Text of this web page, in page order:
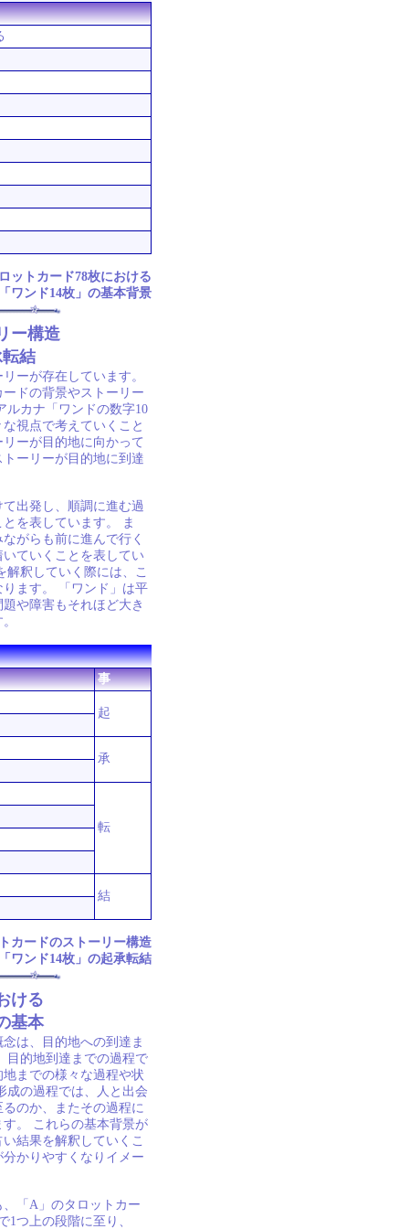
ットカード78枚における
ワンド14枚」の基本背景
ー構造
結
ーが存在しています。
ドの背景やストーリー
ルカナ「ワンドの数字10
視点で考えていくこと
ーが目的地に向かって
ーリーが目的地に到達
出発し、順調に進む過
を表しています。 ま
がらも前に進んで行く
ていくことを表してい
解釈していく際には、こ
ます。 「ワンド」は平
や障害もそれほど大き
事
起
承
転
結
カードのストーリー構造
ワンド14枚」の起承転結
ける
基本
は、目的地への到達ま
目的地到達までの過程で
までの様々な過程や状
成の過程では、人と出会
のか、またその過程に
。 これらの基本背景が
結果を解釈していくこ
かりやすくなりイメー
「A」のタロットカー
1つ上の段階に至り、